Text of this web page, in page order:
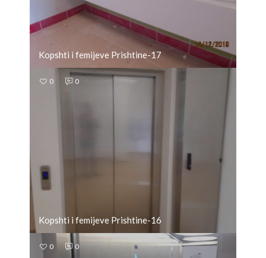
Kopshti i femijeve Prishtine-17
0 0
Kopshti i femijeve Prishtine-16
0 0